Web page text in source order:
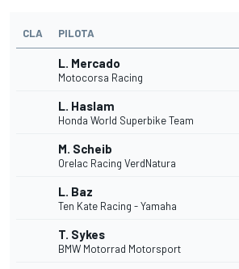
CLA PILOTA
L. Mercado
Motocorsa Racing
L. Haslam
Honda World Superbike Team
M. Scheib
Orelac Racing VerdNatura
L. Baz
Ten Kate Racing - Yamaha
T. Sykes
BMW Motorrad Motorsport